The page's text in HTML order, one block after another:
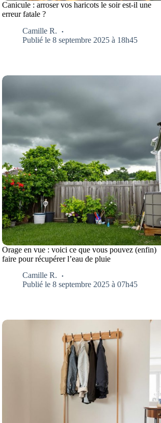
Canicule : arroser vos haricots le soir est-il une
erreur fatale ?
Camille R.
Publié le 8 septembre 2025 à 18h45
Orage en vue : voici ce que vous pouvez (enfin)
faire pour récupérer l’eau de pluie
Camille R.
Publié le 8 septembre 2025 à 07h45